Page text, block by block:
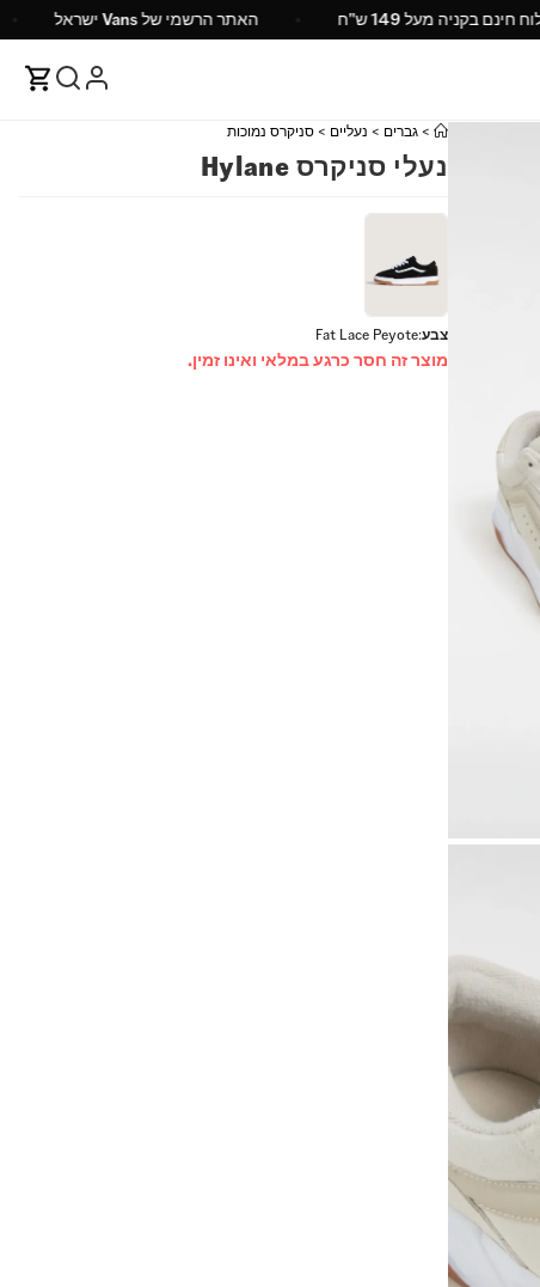
משלוח חינם בקניה מעל 149 ש"ח האתר הרשמי של Vans ישראל
>גברים > נעליים >סניקרס נמוכות
נעלי סניקרס Hylane
צבע:
Fat Lace Peyote
מוצר זה חסר כרגע במלאי ואינו זמין.